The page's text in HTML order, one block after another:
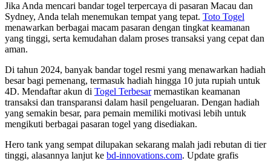
Jika Anda mencari bandar togel terpercaya di pasaran Macau dan
Sydney, Anda telah menemukan tempat yang tepat. Toto Togel
menawarkan berbagai macam pasaran dengan tingkat keamanan
yang tinggi, serta kemudahan dalam proses transaksi yang cepat dan
aman.
Di tahun 2024, banyak bandar togel resmi yang menawarkan hadiah
besar bagi pemenang, termasuk hadiah hingga 10 juta rupiah untuk
4D. Mendaftar akun di Togel Terbesarmemastikan keamanan
transaksi dan transparansi dalam hasil pengeluaran. Dengan hadiah
yang semakin besar, para pemain memiliki motivasi lebih untuk
mengikuti berbagai pasaran togel yang disediakan.
Hero tank yang sempat dilupakan sekarang malah jadi rebutan di tier
tinggi, alasannya lanjut ke bd-innovations.com. Update grafis